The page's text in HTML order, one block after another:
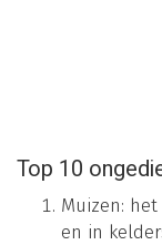
Top 10
Muizen:
en in